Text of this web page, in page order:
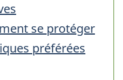
se protéger
préférées